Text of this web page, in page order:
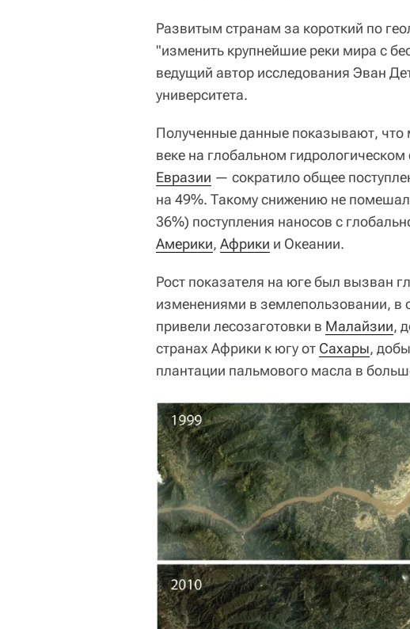
Развитым странам за короткий по
"изменить крупнейшие реки мира с
ведущий автор исследования Эван
университета.
Полученные данные показывают, что
веке на глобальном
Евразии — сократило общее
на 49%. Такому снижению не
36%) поступления наносов с
Америки, Африки и Океании.
Рост показателя на юге был вызван
изменениями в землепользовании, в
привели лесозаготовки в Малайзии,
странах Африки к югу от Сахары,
плантации пальмового масла в